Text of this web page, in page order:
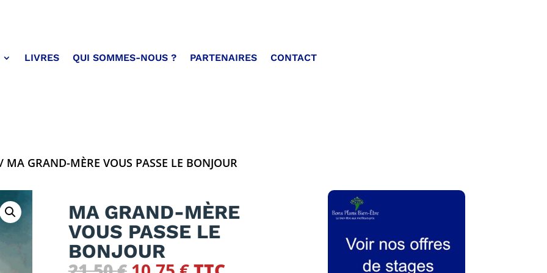
LIVRES QUI SOMMES-NOUS ? PARTENAIRES CONTACT
MA GRAND-MÈRE VOUS PASSE LE BONJOUR
MA GRAND-MÈRE
VOUS PASSE LE
BONJOUR